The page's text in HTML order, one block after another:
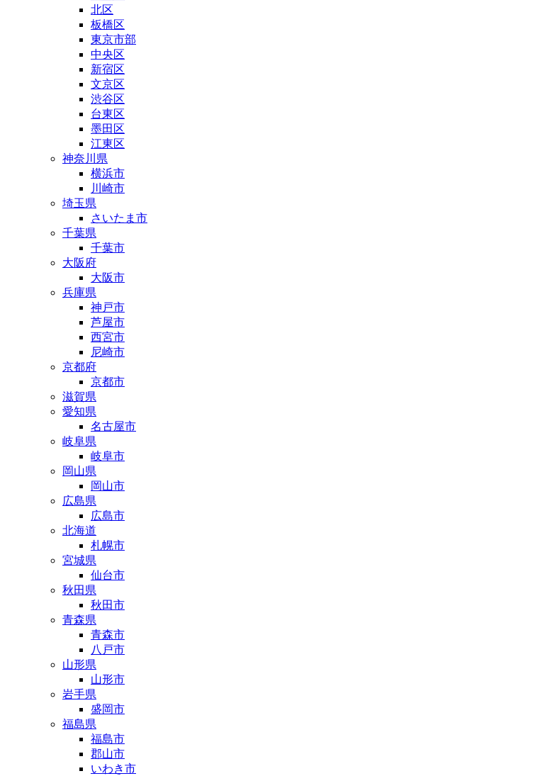
北区
板橋区
東京市部
中央区
新宿区
文京区
渋谷区
台東区
墨田区
江東区
神奈川県
横浜市
川崎市
埼玉県
さいたま市
千葉県
千葉市
大阪府
大阪市
兵庫県
神戸市
芦屋市
西宮市
尼崎市
京都府
京都市
滋賀県
愛知県
名古屋市
岐阜県
岐阜市
岡山県
岡山市
広島県
広島市
北海道
札幌市
宮城県
仙台市
秋田県
秋田市
青森県
青森市
八戸市
山形県
山形市
岩手県
盛岡市
福島県
福島市
郡山市
いわき市